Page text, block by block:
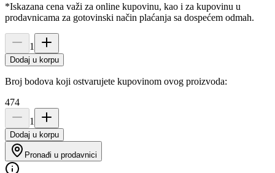
*Iskazana cena važi za online kupovinu, kao i za kupovinu u
prodavnicama za gotovinski način plaćanja sa dospećem odmah.
1
Dodaj u korpu
Broj bodova koji ostvarujete kupovinom ovog proizvoda:
474
1
Dodaj u korpu
Pronađi u prodavnici